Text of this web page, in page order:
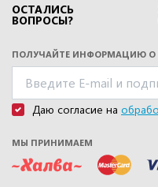
ОСТАЛИСЬ
ВОПРОСЫ?
ПОЛУЧАЙТЕ ИНФОРМАЦИЮ
Даю согласие на
МЫ ПРИНИМАЕМ